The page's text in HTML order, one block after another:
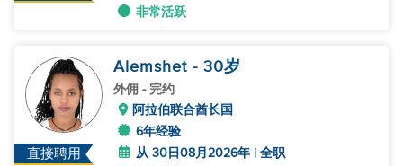
非常活跃
直接聘用
Alemshet - 30岁
外佣 - 完约
阿拉伯联合酋长国
6年经验
从 30日08月2026年 | 全职